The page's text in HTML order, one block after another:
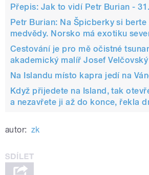
Přepis: Jak to vidí Petr Burian -
Petr Burian: Na Špicberky si berte
medvědy. Norsko má exotiku
Cestování je pro mě očistné
akademický malíř Josef Velčovský
Na Islandu místo kapra jedí na
Když přijedete na Island, tak
a nezavřete ji až do konce, řekla
autor: zk